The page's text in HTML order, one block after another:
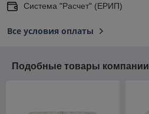
Система "Расчет" (ЕРИП)
Все условия оплаты
Подобные товары компании